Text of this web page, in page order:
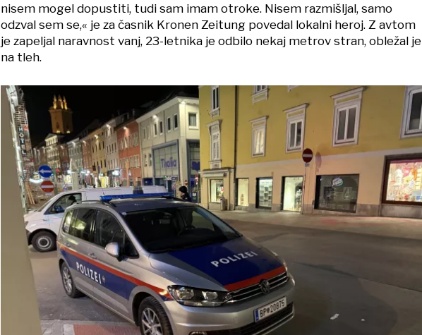
nisem mogel dopustiti, tudi sam imam otroke. Nisem razmišljal, samo
odzval sem se,« je za časnik Kronen Zeitung povedal lokalni heroj. Z avtom
je zapeljal naravnost vanj, 23-letnika je odbilo nekaj metrov stran, obležal je
na tleh.